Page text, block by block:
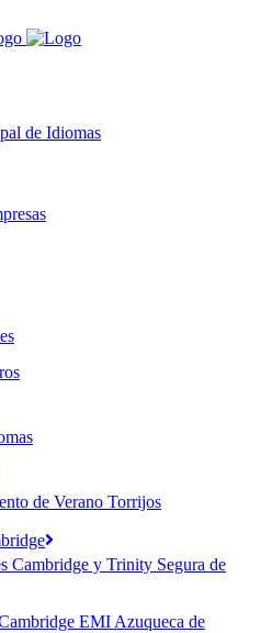
de Idiomas
de Verano Torrijos
Cambridge y Trinity Segura de
EMI Azuqueca de